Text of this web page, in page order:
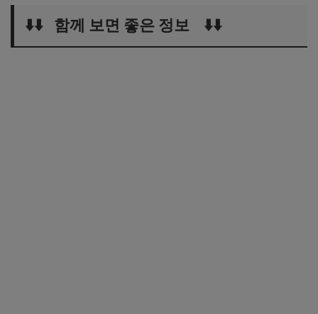
⬇️⬇️ 함께 보면 좋은 정보 ⬇️⬇️